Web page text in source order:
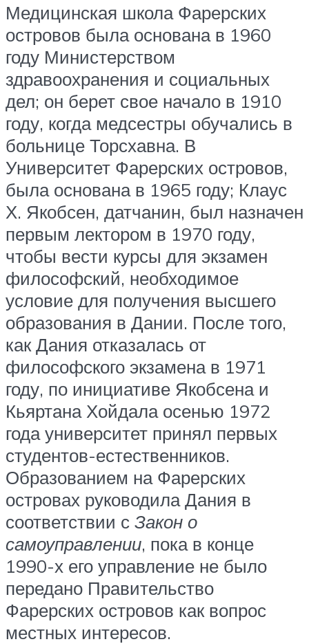
Медицинская школа Фарерских
островов была основана в 1960
году Министерством
здравоохранения и социальных
дел; он берет свое начало в 1910
году, когда медсестры обучались в
больнице Торсхавна. В
Университет Фарерских островов,
была основана в 1965 году; Клаус
Х. Якобсен, датчанин, был назначен
первым лектором в 1970 году,
чтобы вести курсы для экзамен
философский, необходимое
условие для получения высшего
образования в Дании. После того,
как Дания отказалась от
философского экзамена в 1971
году, по инициативе Якобсена и
Кьяртана Хойдала осенью 1972
года университет принял первых
студентов-естественников.
Образованием на Фарерских
островах руководила Дания в
соответствии с Закон о
самоуправлении, пока в конце
1990-х его управление не было
передано Правительство
Фарерских островов как вопрос
местных интересов.